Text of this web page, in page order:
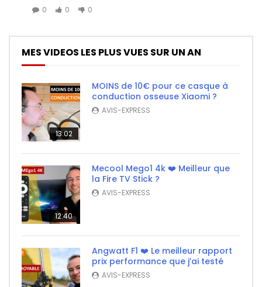
0 0 0
MES VIDEOS LES PLUS VUES SUR UN AN
13:02
MOINS de 10€ pour ce casque à
conduction osseuse Xiaomi ?
AVIS-EXPRESS
12:40
Mecool Mego1 4k ❤️ Meilleur que
la Fire TV Stick ?
AVIS-EXPRESS
Angwatt F1 ❤️ Le meilleur rapport
prix performance que j’ai testé
AVIS-EXPRESS